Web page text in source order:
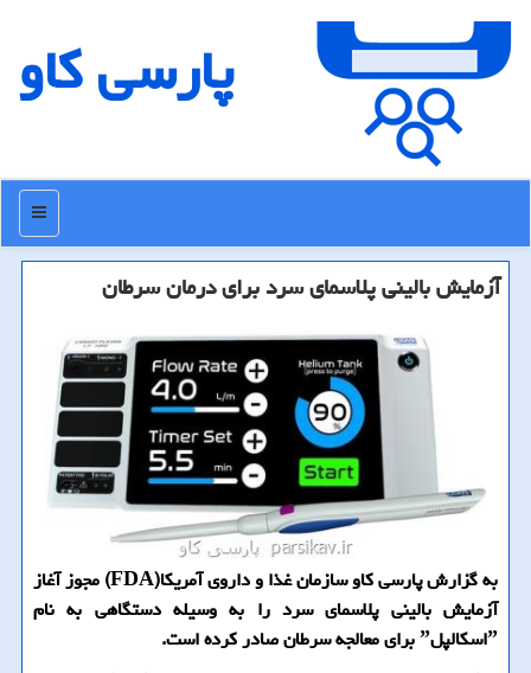
پارسی كاو
منو
آزمایش بالینی پلاسمای سرد برای درمان سرطان
به گزارش پارسی كاو سازمان غذا و داروی آمریكا(FDA) مجوز آغاز
آزمایش بالینی پلاسمای سرد را به وسیله دستگاهی به نام
ˮاسكالپلˮ برای معالجه سرطان صادر كرده است.